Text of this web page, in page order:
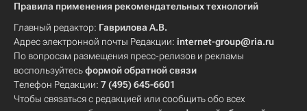
Правила применения рекомендательных технологий
Главный редактор: Гаврилова А.В.
Адрес электронной почты Редакции: internet-group@ria.ru
По вопросам размещения пресс-релизов и рекламы
воспользуйтесьформой обратной связи
Телефон Редакции: 7 (495) 645-6601
Чтобы связаться с редакцией или сообщить обо всех